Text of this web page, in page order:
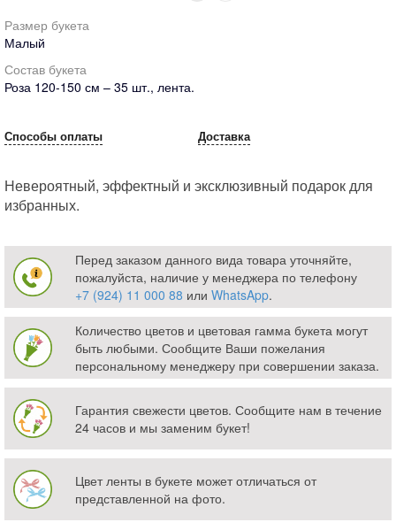
Размер букета
Малый
Состав букета
Роза 120-150 см – 35 шт., лента.
Способы оплаты Доставка
Невероятный, эффектный и эксклюзивный подарок для
избранных.
Перед заказом данного вида товара уточняйте,
пожалуйста, наличие у менеджера по телефону
+7 (924) 11 000 88 или WhatsApp.
Количество цветов и цветовая гамма букета могут
быть любыми. Сообщите Ваши пожелания
персональному менеджеру при совершении заказа.
Гарантия свежести цветов. Сообщите нам в течение
24 часов и мы заменим букет!
Цвет ленты в букете может отличаться от
представленной на фото.